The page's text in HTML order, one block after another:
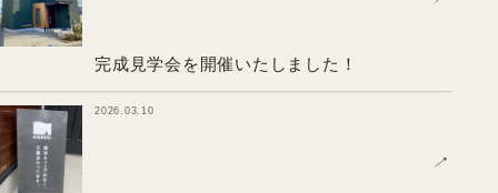
完成見学会を開催いたしました！
2026.03.10
↗